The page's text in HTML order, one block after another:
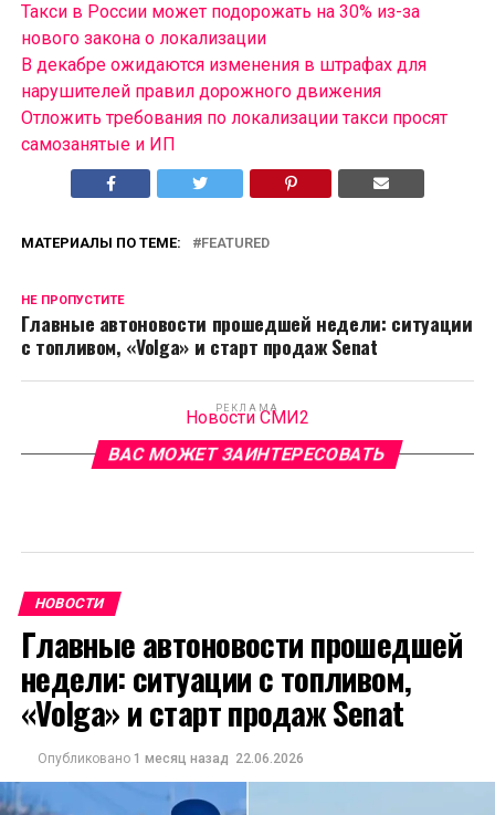
Такси в России может подорожать на 30% из-за
нового закона о локализации
В декабре ожидаются изменения в штрафах для
нарушителей правил дорожного движения
Отложить требования по локализации такси просят
самозанятые и ИП
МАТЕРИАЛЫ ПО ТЕМЕ: FEATURED
НЕ ПРОПУСТИТЕ
Главные автоновости прошедшей недели: ситуации
с топливом, «Volga» и старт продаж Senat
РЕКЛАМА
Новости СМИ2
ВАС МОЖЕТ ЗАИНТЕРЕСОВАТЬ
НОВОСТИ
Главные автоновости прошедшей
недели: ситуации с топливом,
«Volga» и старт продаж Senat
Опубликовано 1 месяц назад 22.06.2026